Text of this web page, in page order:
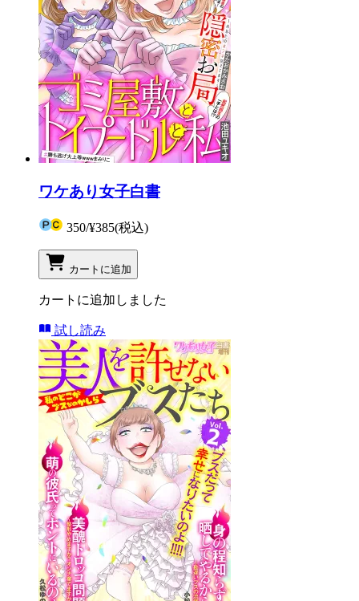
ワケあり女子白書
350/¥385(税込)
カートに追加
カートに追加しました
試し読み